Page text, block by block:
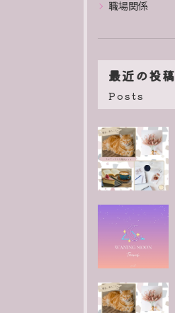
職場関係
最近の投稿
Posts